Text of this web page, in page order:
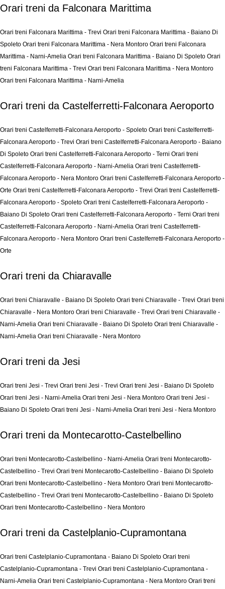
Orari treni da Falconara Marittima
Orari treni Falconara Marittima - Trevi Orari treni Falconara Marittima - Baiano Di
Spoleto Orari treni Falconara Marittima - Nera Montoro Orari treni Falconara
Marittima - Narni-Amelia Orari treni Falconara Marittima - Baiano Di Spoleto Orari
treni Falconara Marittima - Trevi Orari treni Falconara Marittima - Nera Montoro
Orari treni Falconara Marittima - Narni-Amelia
Orari treni da Castelferretti-Falconara Aeroporto
Orari treni Castelferretti-Falconara Aeroporto - Spoleto Orari treni Castelferretti-
Falconara Aeroporto - Trevi Orari treni Castelferretti-Falconara Aeroporto - Baiano
Di Spoleto Orari treni Castelferretti-Falconara Aeroporto - Terni Orari treni
Castelferretti-Falconara Aeroporto - Narni-Amelia Orari treni Castelferretti-
Falconara Aeroporto - Nera Montoro Orari treni Castelferretti-Falconara Aeroporto -
Orte Orari treni Castelferretti-Falconara Aeroporto - Trevi Orari treni Castelferretti-
Falconara Aeroporto - Spoleto Orari treni Castelferretti-Falconara Aeroporto -
Baiano Di Spoleto Orari treni Castelferretti-Falconara Aeroporto - Terni Orari treni
Castelferretti-Falconara Aeroporto - Narni-Amelia Orari treni Castelferretti-
Falconara Aeroporto - Nera Montoro Orari treni Castelferretti-Falconara Aeroporto -
Orte
Orari treni da Chiaravalle
Orari treni Chiaravalle - Baiano Di Spoleto Orari treni Chiaravalle - Trevi Orari treni
Chiaravalle - Nera Montoro Orari treni Chiaravalle - Trevi Orari treni Chiaravalle -
Narni-Amelia Orari treni Chiaravalle - Baiano Di Spoleto Orari treni Chiaravalle -
Narni-Amelia Orari treni Chiaravalle - Nera Montoro
Orari treni da Jesi
Orari treni Jesi - Trevi Orari treni Jesi - Trevi Orari treni Jesi - Baiano Di Spoleto
Orari treni Jesi - Narni-Amelia Orari treni Jesi - Nera Montoro Orari treni Jesi -
Baiano Di Spoleto Orari treni Jesi - Narni-Amelia Orari treni Jesi - Nera Montoro
Orari treni da Montecarotto-Castelbellino
Orari treni Montecarotto-Castelbellino - Narni-Amelia Orari treni Montecarotto-
Castelbellino - Trevi Orari treni Montecarotto-Castelbellino - Baiano Di Spoleto
Orari treni Montecarotto-Castelbellino - Nera Montoro Orari treni Montecarotto-
Castelbellino - Trevi Orari treni Montecarotto-Castelbellino - Baiano Di Spoleto
Orari treni Montecarotto-Castelbellino - Nera Montoro
Orari treni da Castelplanio-Cupramontana
Orari treni Castelplanio-Cupramontana - Baiano Di Spoleto Orari treni
Castelplanio-Cupramontana - Trevi Orari treni Castelplanio-Cupramontana -
Narni-Amelia Orari treni Castelplanio-Cupramontana - Nera Montoro Orari treni